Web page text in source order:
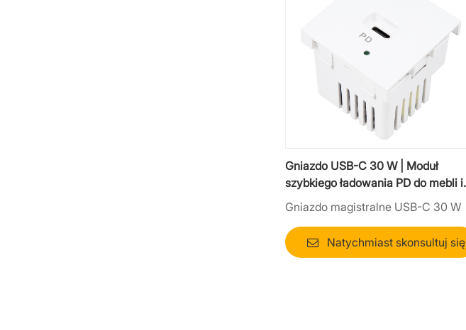
Gniazdo USB-C 30 W | Moduł
szybkiego ładowania PD do mebli i
ścian
Gniazdo magistralne USB-C 30 W
Natychmiast skonsultuj się